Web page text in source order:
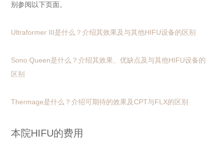
别参阅以下页面。
Ultraformer III是什么？介绍其效果及与其他HIFU设备的区别
Sono Queen是什么？介绍其效果、优缺点及与其他HIFU设备的
区别
Thermage是什么？介绍可期待的效果及CPT与FLX的区别
本院HIFU的费用